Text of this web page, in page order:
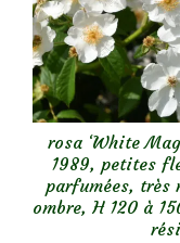
rosa ‘White
1989, petites
parfumées,
ombre, H 120 à